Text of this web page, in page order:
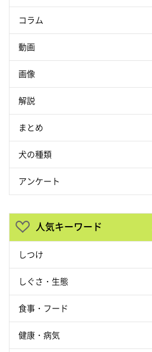
コラム
動画
画像
解説
まとめ
犬の種類
アンケート
人気キーワード
しつけ
しぐさ・生態
食事・フード
健康・病気